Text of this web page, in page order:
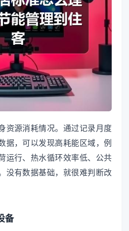
资源消耗情况。通过记录月度
据，可以发现高耗能区域，例
运行、热水循环效率低、公共
没有数据基础，就很难判断改
备